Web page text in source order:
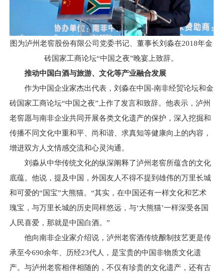
图为泸州老窖股份有限公司党委书记、董事长刘淼在2018年金
砖国家工商论坛“中国之夜”晚宴上致辞。
推动中国白酒与旅游、文化等产业融合发展
作为中国企业家杰出代表，刘淼在中国-南非经贸论坛和金
砖国家工商论坛“中国之夜”上作了发言和致辞。他表示，泸州
老窖愿与南非企业共同开展各类文化遗产的保护，深入挖掘和
传播不同文化中重和平、尚和谐、求真知等健康向上的内容，
增进双方人文情感交流和心灵沟通。
刘淼从中华传统文化的纵深阐释了泸州老窖所蕴含的文化
底蕴。他说，提及中国，外国友人不得不提到雄伟的万里长城
和可爱的“国宝”大熊猫。“其实，在中国还有一样文化和艺术
瑰宝，与万里长城的历史同样悠远，与‘大熊猫’一样深受各国
人民喜爱，那就是中国白酒。”
他向南非企业家介绍说，泸州老窖酒传统酿制技艺更是传
承至今690余年、历经23代人，是宝贵的中国非物质文化遗
产。与泸州老窖相伴相随的，不仅有珍贵的文化遗产，还有古